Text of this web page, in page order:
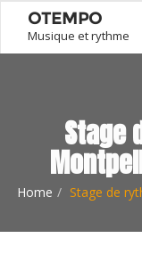
OTEMPO
Musique et rythme
Stage
Home Stage de